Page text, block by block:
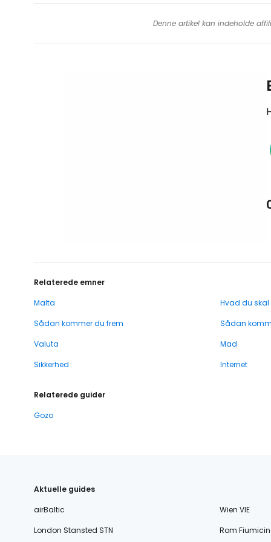
Denne artikel kan indeholde
Relaterede emner
Malta
Hvad du skal
Sådan kommer du frem
Sådan
Valuta
Mad
Sikkerhed
Internet
Relaterede guider
Gozo
Aktuelle guides
airBaltic
Wien VIE
London Stansted STN
Rom